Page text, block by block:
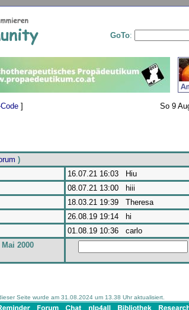
GoTo:
] So 9
)
16.07.21 16:03 Hiu
08.07.21 13:00 hiii
18.03.21 19:39 Theresa
26.08.19 19:14 hi
01.08.19 10:36 carlo
2000
Seite wurde am 31.08.2024 um 13.38 Uhr aktualisiert.